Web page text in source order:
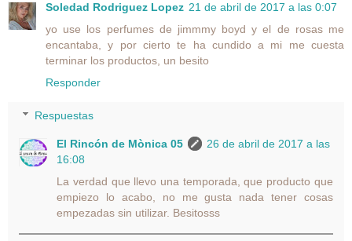
Soledad Rodriguez Lopez 21 de abril de 2017 a las 0:07
yo use los perfumes de jimmmy boyd y el de rosas me
encantaba, y por cierto te ha cundido a mi me cuesta
terminar los productos, un besito
Responder
Respuestas
El Rincón de Mònica 05
26 de abril de 2017 a las
16:08
La verdad que llevo una temporada, que producto que
empiezo lo acabo, no me gusta nada tener cosas
empezadas sin utilizar. Besitosss